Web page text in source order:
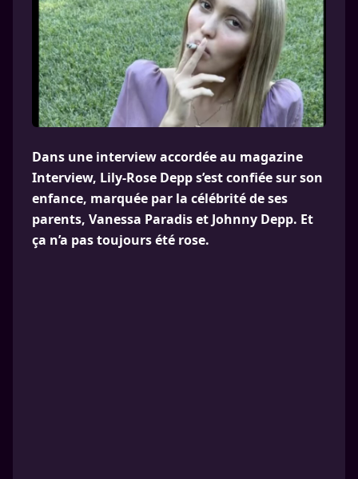
Dans une interview accordée au magazine
Interview, Lily-Rose Depp s’est confiée sur son
enfance, marquée par la célébrité de ses
parents, Vanessa Paradis et Johnny Depp. Et
ça n’a pas toujours été rose.